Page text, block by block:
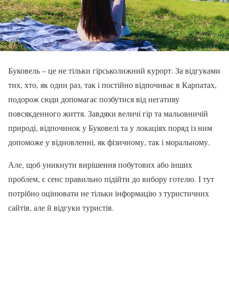
Буковель – це не тільки гірськолижний курорт. За відгуками
тих, хто, як один раз, так і постійно відпочиває в Карпатах,
подорож сюди допомагає позбутися від негативу
повсякденного життя. Завдяки величі гір та мальовничій
природі, відпочинок у Буковелі та у локаціях поряд із ним
допоможе у відновленні, як фізичному, так і моральному.
Але, щоб уникнути вирішення побутових або інших
проблем, є сенс правильно підійти до вибору готелю. І тут
потрібно оцінювати не тільки інформацію з туристичних
сайтів, але й відгуки туристів.